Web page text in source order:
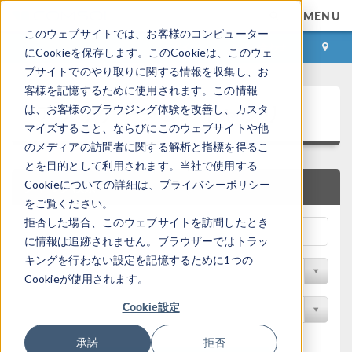
このウェブサイトでは、お客様のコンピューター
にCookieを保存します。このCookieは、このウェ
ブサイトでのやり取りに関する情報を収集し、お
客様を記憶するために使用されます。この情報
は、お客様のブラウジング体験を改善し、カスタ
マイズすること、ならびにこのウェブサイトや他
のメディアの訪問者に関する解析と指標を得るこ
とを目的として利用されます。当社で使用する
Cookieについての詳細は、プライバシーポリシー
をご覧ください。
拒否した場合、このウェブサイトを訪問したとき
に情報は追跡されません。ブラウザーではトラッ
キングを行わない設定を記憶するために1つの
Cookieが使用されます。
Cookie設定
承諾 拒否
MENU
ログイン お問い合わせ
アプリケーションギャラリ
クイック検索
分野でフィルター